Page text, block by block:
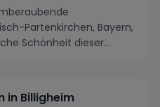
Partenkirchen, Bayern,
Schönheit dieser
in Billigheim